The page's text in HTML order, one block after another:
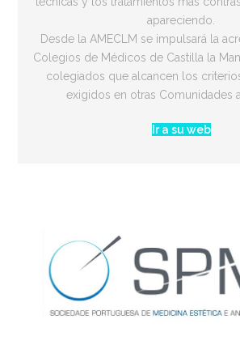
apareciendo.
Desde la AMECLM se impulsará la
Colegios de Médicos de Castilla la
colegiados que alcancen los
exigidos en otras Comunidades
Ir a su web